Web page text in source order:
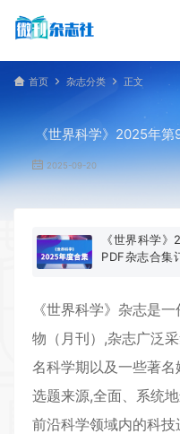
首页 杂志分类 正文
《世界科学》2025年
2025-09-20
《世界科学
PDF杂志合集
《世界科学》杂志是
物（月刊）,杂志广泛
名科学期以及一些著
选题来源,全面、系统
前沿科学领域内的科技